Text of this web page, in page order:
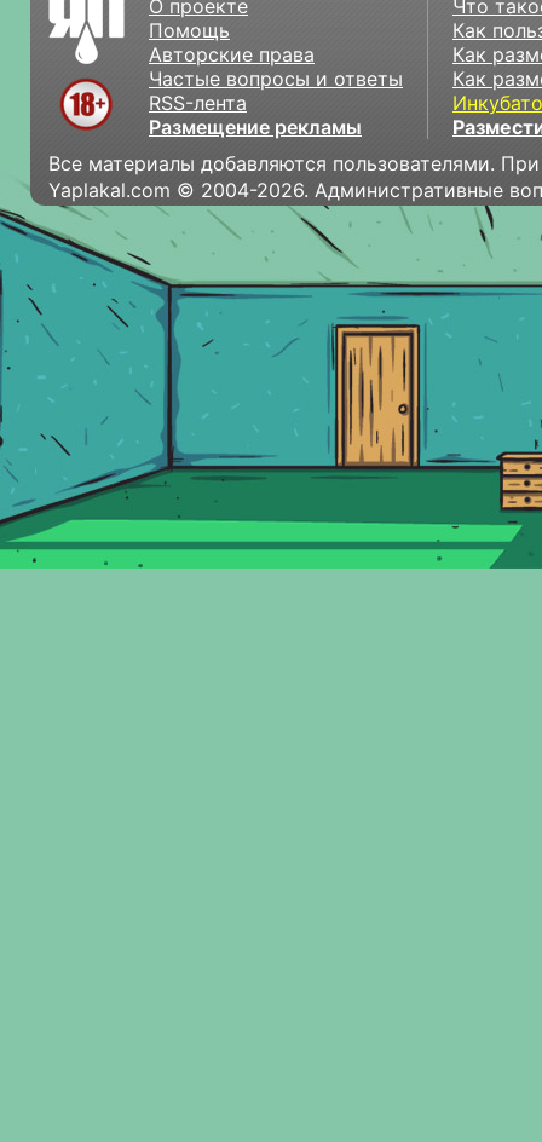
О проекте
Помощь
Авторские права
Частые вопросы и ответы
RSS-лента
Размещение рекламы
Что
Как
Как
Как
Все материалы добавляются пользователями.
Yaplakal.com © 2004-2026. Административные